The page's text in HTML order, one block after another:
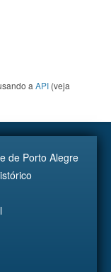
a API (veja
de Porto Alegre